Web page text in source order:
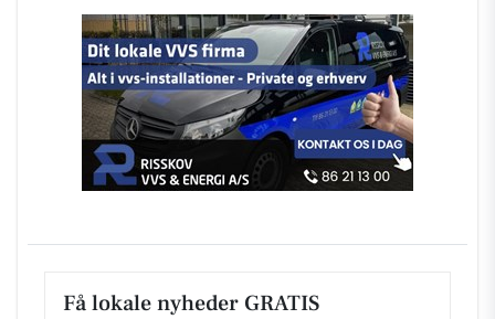
Få lokale nyheder GRATIS